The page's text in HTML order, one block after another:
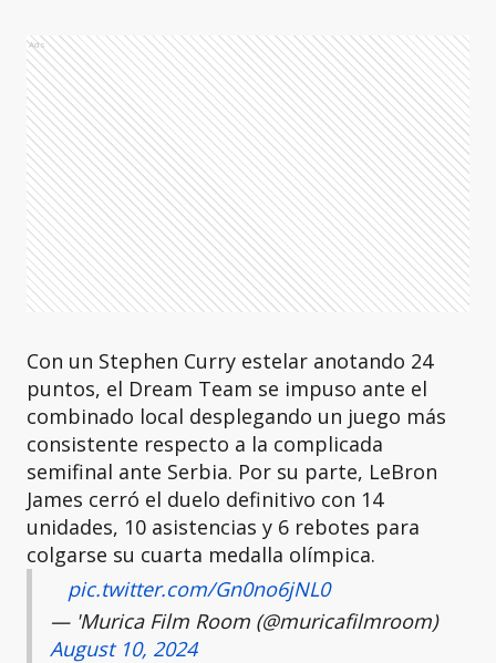
Ads
Con un Stephen Curry estelar anotando 24
puntos, el Dream Team se impuso ante el
combinado local desplegando un juego más
consistente respecto a la complicada
semifinal ante Serbia. Por su parte, LeBron
James cerró el duelo definitivo con 14
unidades, 10 asistencias y 6 rebotes para
colgarse su cuarta medalla olímpica.
pic.twitter.com/Gn0no6jNL0
— 'Murica Film Room (@muricafilmroom)
August 10, 2024